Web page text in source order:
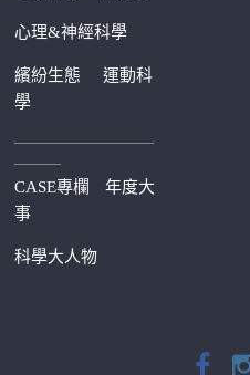
心理&神經科學
繽紛生態運動科
學
—————————
———
CASE專欄
年度大
事
科學大人物